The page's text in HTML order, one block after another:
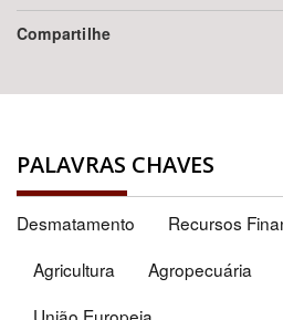
Compartilhe
PALAVRAS CHAVES
Desmatamento Recursos
Agricultura
Agropecuária
União Europeia